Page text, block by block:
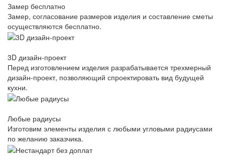
Замер бесплатно
Замер, согласование размеров изделия и составление сметы
осуществляются бесплатно.
3D дизайн-проект
Перед изготовлением изделия разрабатывается трехмерный
дизайн-проект, позволяющий спроектировать вид будущей
кухни.
Любые радиусы
Изготовим элементы изделия с любыми угловыми радиусами
по желанию заказчика.